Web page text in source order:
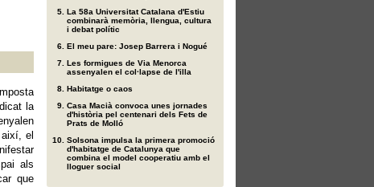
la
el
als
que
La 58a Universitat Catalana d'Estiu
combinarà memòria, llengua, cultura
i debat polític
El meu pare: Josep Barrera i Nogué
Les formigues de Via Menorca
assenyalen el col·lapse de l'illa
Habitatge o caos
Casa Macià convoca unes jornades
d'història pel centenari dels Fets de
Prats de Molló
Solsona impulsa la primera promoció
d'habitatge de Catalunya que
combina el model cooperatiu amb el
lloguer social